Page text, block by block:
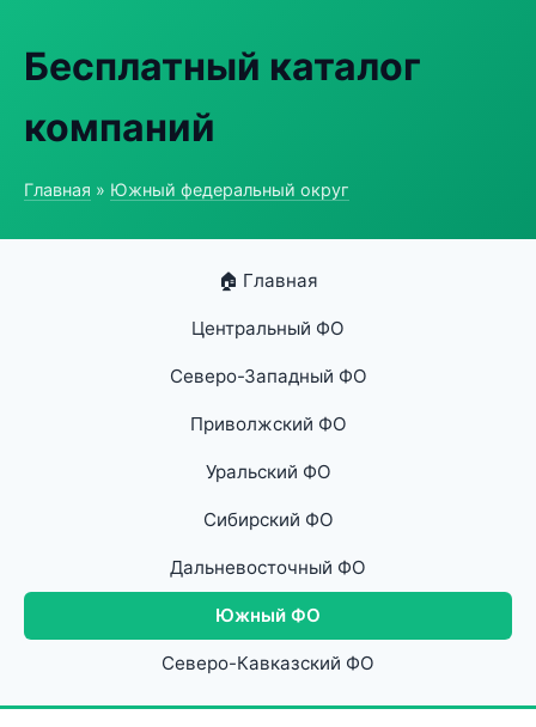
Бесплатный каталог
компаний
Главная » Южный федеральный округ
🏠 Главная
Центральный ФО
Северо-Западный ФО
Приволжский ФО
Уральский ФО
Сибирский ФО
Дальневосточный ФО
Южный ФО
Северо-Кавказский ФО